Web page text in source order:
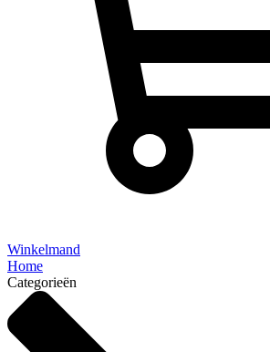
Winkelmand
Home
Categorieën